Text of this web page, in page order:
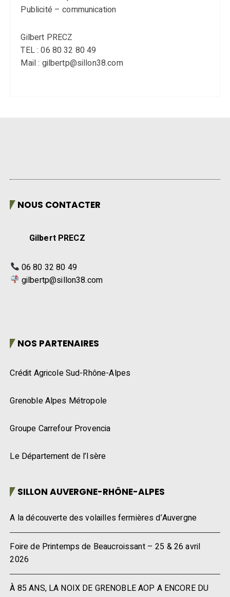
Publicité – communication
Gilbert PRECZ
TEL : 06 80 32 80 49
Mail : gilbertp@sillon38.com
NOUS CONTACTER
Gilbert PRECZ
06 80 32 80 49
gilbertp@sillon38.com
NOS PARTENAIRES
Crédit Agricole Sud-Rhône-Alpes
Grenoble Alpes Métropole
Groupe Carrefour Provencia
Le Département de l’Isère
SILLON AUVERGNE-RHÔNE-ALPES
A la découverte des volailles fermières d’Auvergne
Foire de Printemps de Beaucroissant – 25 & 26 avril
2026
À 85 ANS, LA NOIX DE GRENOBLE AOP A ENCORE DU